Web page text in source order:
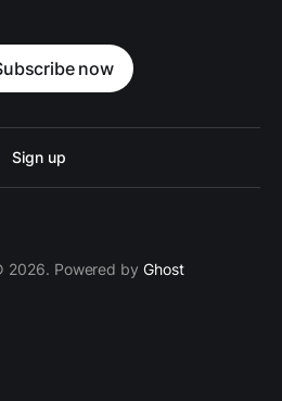
now
Sign up
2026. Powered by Ghost